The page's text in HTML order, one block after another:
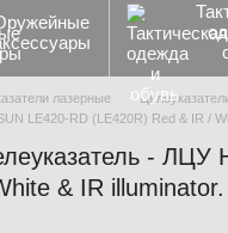
лазерные
LE420-RD (LE420R) Red & IR /
- ЛЦУ
& IR